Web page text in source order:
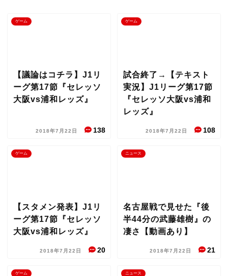
ゲーム
【議論はコチラ】J1リ
ーグ第17節『セレッソ
大阪vs浦和レッズ』
2018年7月22日 138
ゲーム
試合終了→【テキスト
実況】J1リーグ第17節
『セレッソ大阪vs浦和
レッズ』
2018年7月22日 108
ゲーム
【スタメン発表】J1リ
ーグ第17節『セレッソ
大阪vs浦和レッズ』
2018年7月22日 20
ニュース
名古屋戦で見せた『後
半44分の武藤雄樹』の
凄さ【動画あり】
2018年7月22日 21
ゲーム ニュース